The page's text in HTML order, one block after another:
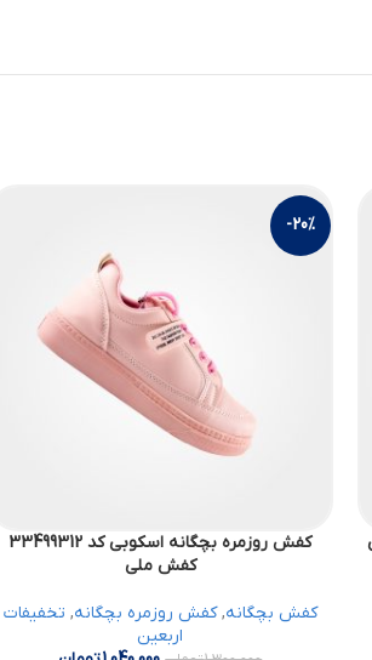
-20%
کفش روزمره بچگانه اسکوبی کد 33499312
کفش ملی
کفش بچگانه,کفش روزمره بچگانه, تخفیفات
اربعین